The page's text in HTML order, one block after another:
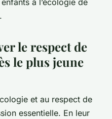
à l’écologie de
le respect de
le plus jeune
et au respect de
essentielle. En leur